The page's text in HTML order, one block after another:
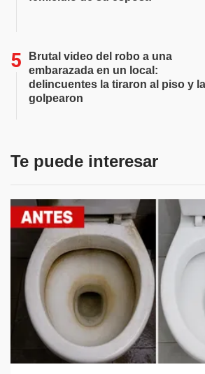
Brutal video del robo a una
embarazada en un local:
delincuentes la tiraron al piso y la
golpearon
Te puede interesar